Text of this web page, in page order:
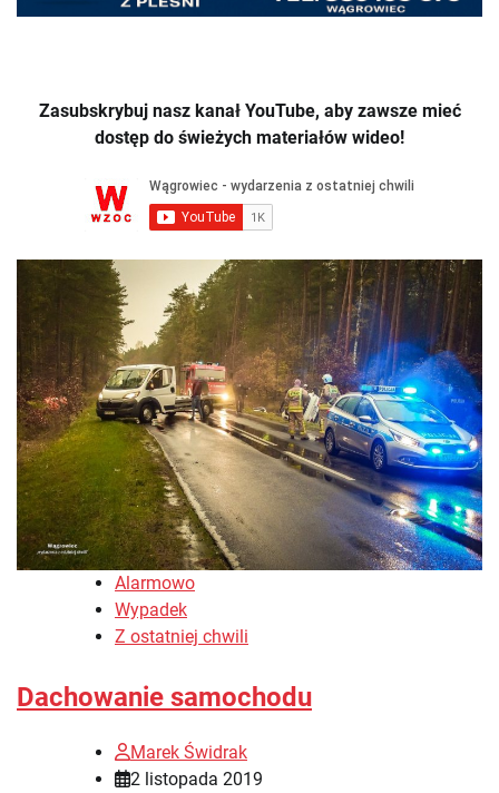
Zasubskrybuj nasz kanał YouTube, aby zawsze mieć
dostęp do świeżych materiałów wideo!
Alarmowo
Wypadek
Z ostatniej chwili
Dachowanie samochodu
Marek Świdrak
2 listopada 2019